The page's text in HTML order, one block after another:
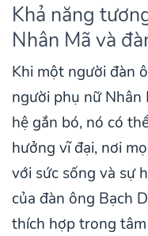
Khả năng
Nhân Mã và
Khi một người đàn
người phụ nữ
hệ gắn bó, nó có
hưởng vĩ đại, nơi
với sức sống và sự
của đàn ông Bạch
thích hợp trong